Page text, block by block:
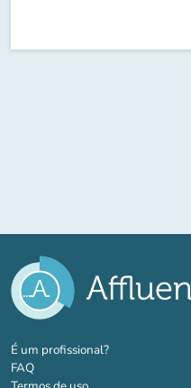
É um profissional?(novo separador)
FAQ